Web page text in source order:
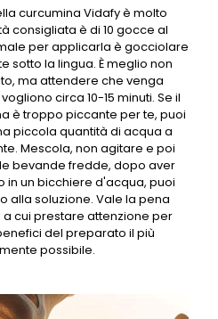
curcumina Vidafy è molto
consigliata è di 10 gocce al
per applicarla è gocciolare
sotto la lingua. È meglio non
ma attendere che venga
circa 10-15 minuti. Se il
è troppo piccante per te, puoi
piccola quantità di acqua a
Mescola, non agitare e poi
bevande fredde, dopo aver
in un bicchiere d'acqua, puoi
alla soluzione. Vale la pena
cui prestare attenzione per
del preparato il più
possibile.